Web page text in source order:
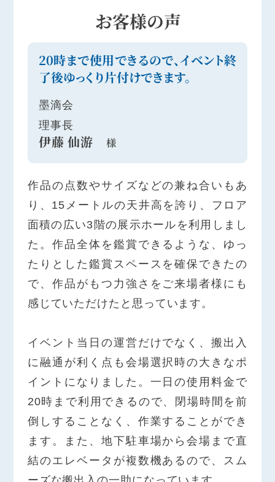
お客様の声
20時まで使用できるので、イベント終
了後ゆっくり片付けできます。
墨滴会
理事長
伊藤 仙游様
作品の点数やサイズなどの兼ね合いもあ
り、15メートルの天井高を誇り、フロア
面積の広い3階の展示ホールを利用しまし
た。作品全体を鑑賞できるような、ゆっ
たりとした鑑賞スペースを確保できたの
で、作品がもつ力強さをご来場者様にも
感じていただけたと思っています。
イベント当日の運営だけでなく、搬出入
に融通が利く点も会場選択時の大きなポ
イントになりました。一日の使用料金で
20時まで利用できるので、閉場時間を前
倒しすることなく、作業することができ
ます。また、地下駐車場から会場まで直
結のエレベータが複数機あるので、スム